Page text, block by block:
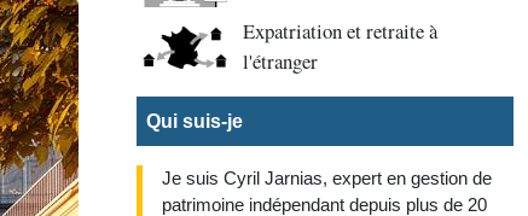
Expatriation et retraite à
l'étranger
Qui suis-je
Je suis Cyril Jarnias, expert en gestion de
patrimoine indépendant depuis plus de 20